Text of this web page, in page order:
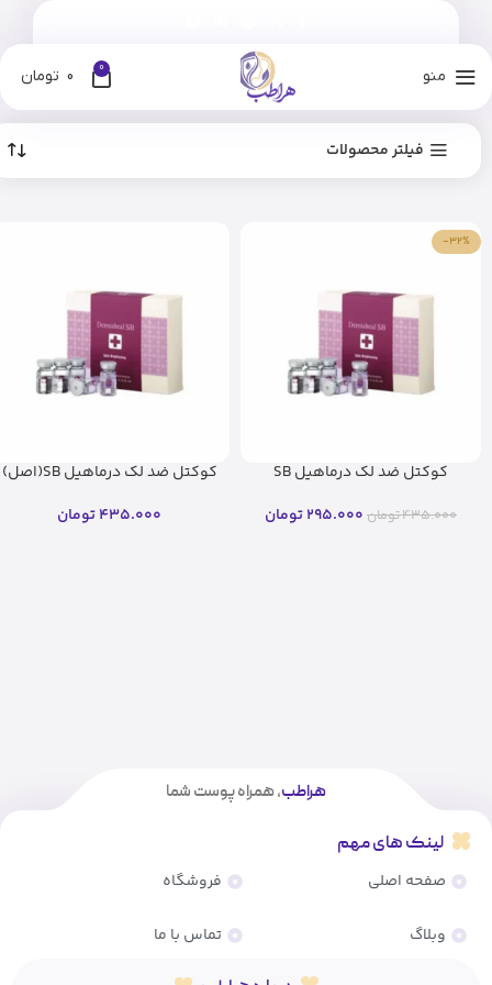
منو 0
0 تومان
فیلتر محصولات
-32%
کوکتل ضد لک درماهیل SB
435.000تومان 295.000تومان
کوکتل ضد لک درماهیل SB(اصل)
435.000تومان
هراطب، همراه پوست شما
لینک های مهم
صفحه اصلی
وبلاگ
فروشگاه
تماس با ما